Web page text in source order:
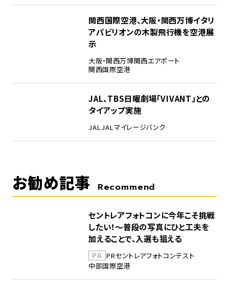
関西国際空港、大阪・関西万博イタリ
アパビリオンの木製飛行機を空港展
示
大阪・関西万博関西エアポート
関西国際空港
JAL、TBS日曜劇場「VIVANT」との
タイアップ実施
JALJALマイレージバンク
お勧め記事 Recommend
セントレアフォトコンに今年こそ挑戦
したい！～普段の写真にひと工夫を
加えることで、入選も狙える
PR PRセントレアフォトコンテスト
中部国際空港